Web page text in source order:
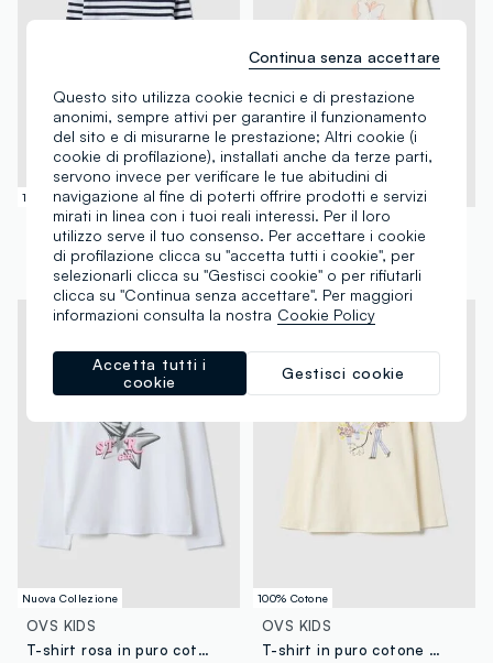
100% Cotone
OVS KIDS
€ 6,95 -50%€ 3,47
100% Cotone
OVS KIDS
€ 6,95-50%€ 3,47
Nuova Collezione
OVS KIDS
T-shirt rosa in puro cotone organico con stampa stella per bambina
100% Cotone
OVS KIDS
T-shirt in puro cotone beige regular fit con stampa per bambina
Questo sito utilizza cookie tecnici e di prestazione
anonimi, sempre attivi per garantire il funzionamento
del sito e di misurarne le prestazione; Altri cookie (i
cookie di profilazione), installati anche da terze parti,
servono invece per verificare le tue abitudini di
navigazione al fine di poterti offrire prodotti e servizi
mirati in linea con i tuoi reali interessi. Per il loro
utilizzo serve il tuo consenso. Per accettare i cookie
di profilazione clicca su "accetta tutti i cookie", per
selezionarli clicca su "Gestisci cookie" o per rifiutarli
clicca su "Continua senza accettare". Per maggiori
informazioni consulta la nostra Cookie Policy
Gestisci cookie
Accetta tutti i
cookie
Continua senza accettare